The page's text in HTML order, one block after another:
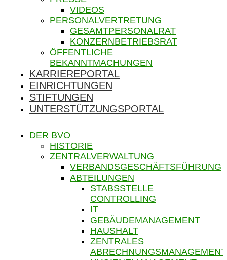
VIDEOS
PERSONALVERTRETUNG
GESAMTPERSONALRAT
KONZERNBETRIEBSRAT
ÖFFENTLICHE
BEKANNTMACHUNGEN
KARRIEREPORTAL
EINRICHTUNGEN
STIFTUNGEN
UNTERSTÜTZUNGSPORTAL
DER BVO
HISTORIE
ZENTRALVERWALTUNG
VERBANDSGESCHÄFTSFÜHRUNG
ABTEILUNGEN
STABSSTELLE
CONTROLLING
IT
GEBÄUDEMANAGEMENT
HAUSHALT
ZENTRALES
ABRECHNUNGSMANAGEMENT